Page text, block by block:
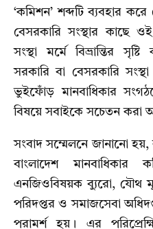
‘কমিশন’ শব্দটি ব্যবহার করে
বেসরকারি সংস্থার কাছে ওই
সংস্থা মর্মে বিভ্রান্তির
সরকারি বা বেসরকারি
ভুইফোঁড় মানবাধিকার
বিষয়ে সবাইকে সচেতন করা
সংবাদ সম্মেলনে জানানো হয়,
বাংলাদেশ মানবাধিকার
এনজিওবিষয়ক ব্যুরো, যৌথ
পরিদপ্তর ও সমাজসেবা
পরামর্শ হয়। এর